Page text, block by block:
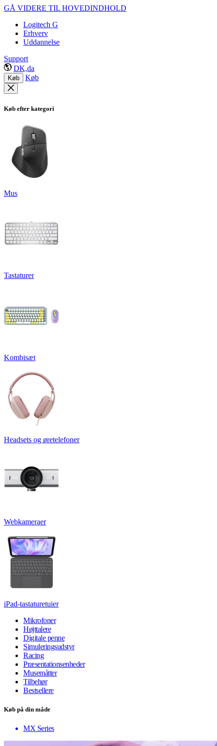
GÅ VIDERE TIL HOVEDINDHOLD
Logitech G
Erhverv
Uddannelse
Support
DK,da
Køb Køb
Køb efter kategori
Mus
Tastaturer
Kombisæt
Headsets og øretelefoner
Webkameraer
iPad-tastaturetuier
Mikrofoner
Højttalere
Digitale penne
Simuleringsudstyr
Racing
Præsentationsenheder
Musemåtter
Tilbehør
Bestsellere
Køb på din måde
MX Series